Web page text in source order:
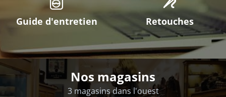
Guide d'entretien Retouches
Nos magasins
3 magasins dans l'ouest